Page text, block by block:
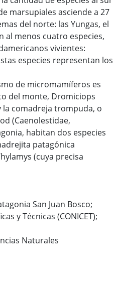
marsupiales asciende a 27
del norte: las Yungas, el
al menos cuatro especies,
vivientes:
especies representan los
de micromamíferos es
del monte, Dromiciops
comadreja trompuda, o
(Caenolestidae,
habitan dos especies
patagónica
(cuya precisa
San Juan Bosco;
y Técnicas (CONICET);
Naturales